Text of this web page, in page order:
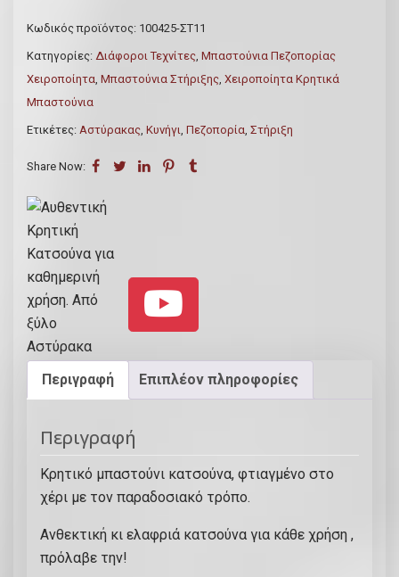
Κωδικός προϊόντος: 100425-ΣΤ11
Κατηγορίες: Διάφοροι Τεχνίτες Μπαστούνια Πεζοπορίας
Χειροποίητα Μπαστούνια Στήριξης Χειροποίητα Κρητικά
Μπαστούνια
Ετικέτες: Αστύρακας Κυνήγι Πεζοπορία Στήριξη
Share Now:
Περιγραφή Επιπλέον πληροφορίες
Περιγραφή
Κρητικό μπαστούνι κατσούνα, φτιαγμένο στο
χέρι με τον παραδοσιακό τρόπο.
Ανθεκτική κι ελαφριά κατσούνα για κάθε χρήση ,
πρόλαβε την!